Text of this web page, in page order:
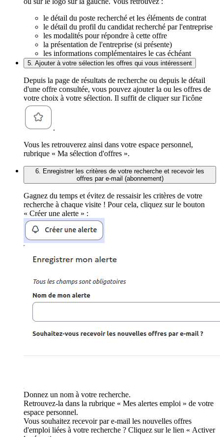
le détail du poste recherché et les éléments de contrat
le détail du profil du candidat recherché par l'entreprise
les modalités pour répondre à cette offre
la présentation de l'entreprise (si présente)
les informations complémentaires le cas échéant
5. Ajouter à votre sélection les offres qui vous intéressent
Depuis la page de résultats de recherche ou depuis le détail
d'une offre consultée, vous pouvez ajouter la ou les offres de
votre choix à votre sélection. Il suffit de cliquer sur l'icône
.
Vous les retrouverez ainsi dans votre espace personnel,
rubrique « Ma sélection d'offres ».
6. Enregistrer les critères de votre recherche et recevoir les
offres par e-mail (abonnement)
Gagnez du temps et évitez de ressaisir les critères de votre
recherche à chaque visite ! Pour cela, cliquez sur le bouton
« Créer une alerte » :
Donnez un nom à votre recherche.
Retrouvez-la dans la rubrique « Mes alertes emploi » de votre
espace personnel.
Vous souhaitez recevoir par e-mail les nouvelles offres
d'emploi liées à votre recherche ? Cliquez sur le lien « Activer